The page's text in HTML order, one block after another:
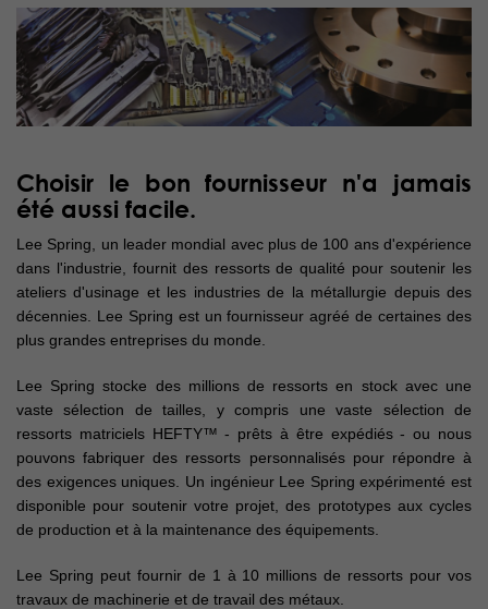
Choisir le bon fournisseur n'a jamais
été aussi facile.
Lee Spring, un leader mondial avec plus de 100 ans d'expérience
dans l'industrie, fournit des ressorts de qualité pour soutenir les
ateliers d'usinage et les industries de la métallurgie depuis des
décennies. Lee Spring est un fournisseur agréé de certaines des
plus grandes entreprises du monde.
Lee Spring stocke des millions de ressorts en stock avec une
vaste sélection de tailles, y compris une vaste sélection de
ressorts matriciels HEFTY™ - prêts à être expédiés - ou nous
pouvons fabriquer des ressorts personnalisés pour répondre à
des exigences uniques. Un ingénieur Lee Spring expérimenté est
disponible pour soutenir votre projet, des prototypes aux cycles
de production et à la maintenance des équipements.
Lee Spring peut fournir de 1 à 10 millions de ressorts pour vos
travaux de machinerie et de travail des métaux.